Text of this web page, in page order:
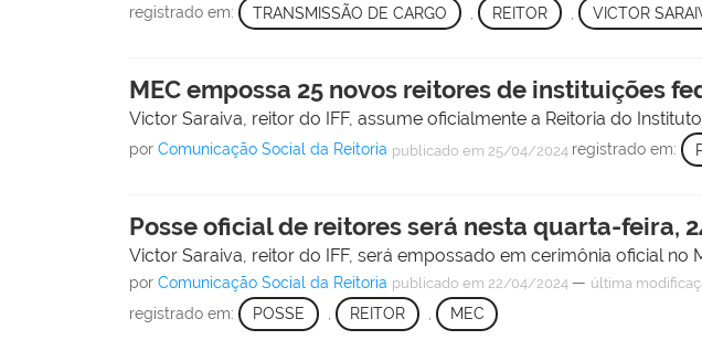
registrado em: TRANSMISSÃO DE CARGO REITOR VICTOR
MEC empossa 25 novos reitores de instituições
Victor Saraiva, reitor do IFF, assume oficialmente a Reitoria do
porComunicação Social da Reitoria publicado em 25/04/2024 registrado em:
Posse oficial de reitores será nesta quarta-feira,
Victor Saraiva, reitor do IFF, será empossado em cerimônia oficial no
porComunicação Social da Reitoria publicado em 22/04/2024 — última
registrado em: POSSE , REITOR , MEC